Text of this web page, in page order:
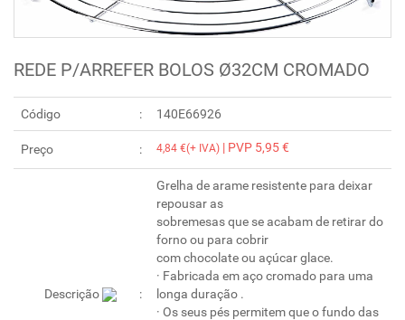
REDE P/ARREFER BOLOS Ø32CM CROMADO
Código 140E66926
Preço 4,84 €(+ IVA) | PVP 5,95 €
Descrição
Grelha de arame resistente para deixar
repousar as
sobremesas que se acabam de retirar do
forno ou para cobrir
com chocolate ou açúcar glace.
· Fabricada em aço cromado para uma
longa duração .
· Os seus pés permitem que o fundo das